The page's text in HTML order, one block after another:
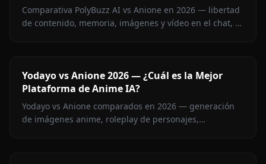
Comparativa PolyBuzz AI vs Anione en 2026 — libertad
de contenido, memoria, imágenes y vídeo en el chat, y
Yodayo vs Anione 2026 — ¿Cuál es la Mejor
Plataforma de Anime IA?
Yodayo vs Anione comparados en 2026 — generación
de imágenes anime, roleplay de personajes,